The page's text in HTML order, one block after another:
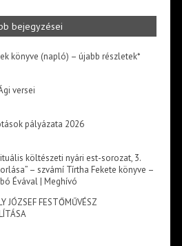
bejegyzései
könyve (napló) – újabb részletek*
versei
pályázata 2026
költészeti nyári est-sorozat, 3.
– szvámí Tírtha Fekete könyve –
Évával | Meghívó
JÓZSEF FESTŐMŰVÉSZ